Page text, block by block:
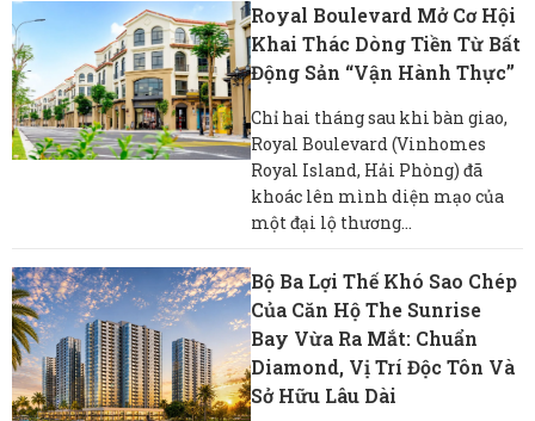
Royal Boulevard Mở Cơ Hội
Khai Thác Dòng Tiền Từ Bất
Động Sản “vận Hành Thực”
Chỉ hai tháng sau khi bàn giao,
Royal Boulevard (Vinhomes
Royal Island, Hải Phòng) đã
khoác lên mình diện mạo của
một đại lộ thương...
Bộ Ba Lợi Thế Khó Sao Chép
Của Căn Hộ The Sunrise
Bay Vừa Ra Mắt: Chuẩn
Diamond, Vị Trí Độc Tôn Và
Sở Hữu Lâu Dài